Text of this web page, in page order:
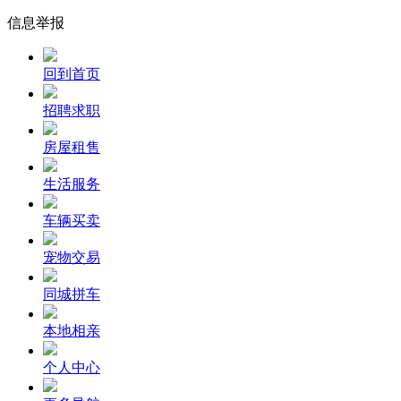
信息举报
回到首页
招聘求职
房屋租售
生活服务
车辆买卖
宠物交易
同城拼车
本地相亲
个人中心